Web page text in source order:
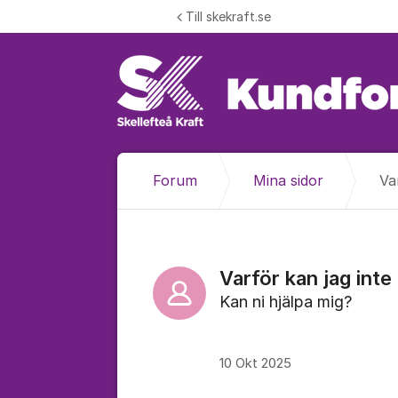
Till skekraft.se
Forum Mina sidor
Varför kan jag inte
Kan ni hjälpa mig?
10 Okt 2025